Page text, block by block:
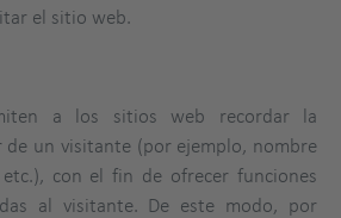
el sitio web.
a los sitios web recordar la
un visitante (por ejemplo, nombre
con el fin de ofrecer funciones
al visitante. De este modo, por